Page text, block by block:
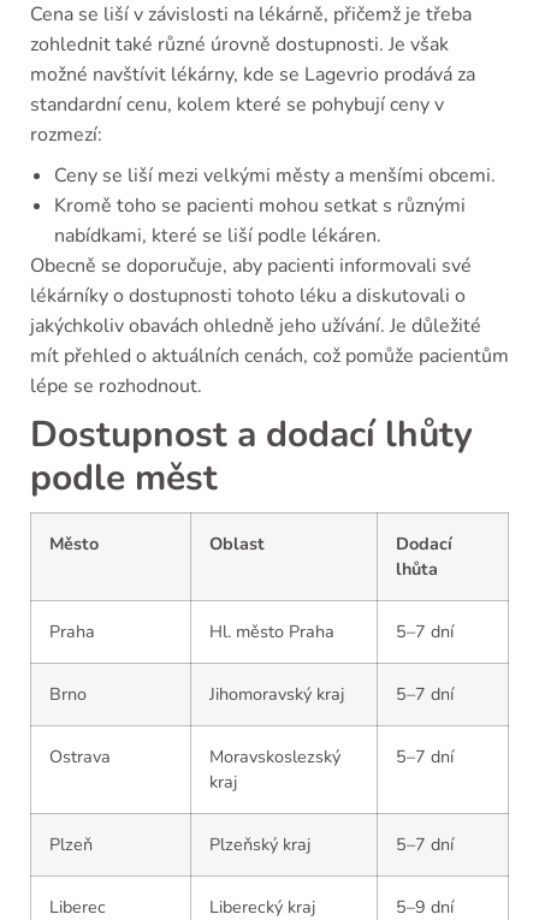
Cena se liší v závislosti na lékárně, přičemž je třeba
zohlednit také různé úrovně dostupnosti. Je však
možné navštívit lékárny, kde se Lagevrio prodává za
standardní cenu, kolem které se pohybují ceny v
rozmezí:
Ceny se liší mezi velkými městy a menšími obcemi.
Kromě toho se pacienti mohou setkat s různými
nabídkami, které se liší podle lékáren.
Obecně se doporučuje, aby pacienti informovali své
lékárníky o dostupnosti tohoto léku a diskutovali o
jakýchkoliv obavách ohledně jeho užívání. Je důležité
mít přehled o aktuálních cenách, což pomůže pacientům
lépe se rozhodnout.
Dostupnost a dodací lhůty
podle měst
Město Oblast
Dodací
lhůta
Praha Hl. město Praha 5–7 dní
Brno Jihomoravský kraj 5–7 dní
Ostrava
Moravskoslezský
kraj
5–7 dní
Plzeň Plzeňský kraj 5–7 dní
Liberec Liberecký kraj 5–9 dní